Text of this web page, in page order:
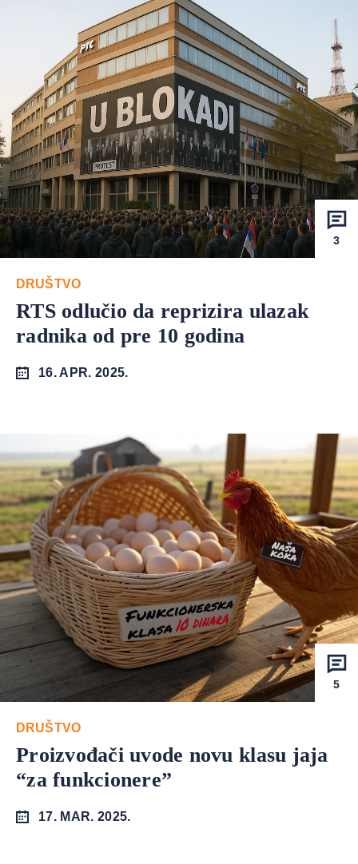
3
DRUŠTVO
RTS odlučio da reprizira ulazak
radnika od pre 10 godina
16. APR. 2025.
5
DRUŠTVO
Proizvođači uvode novu klasu jaja
“za funkcionere”
17. MAR. 2025.